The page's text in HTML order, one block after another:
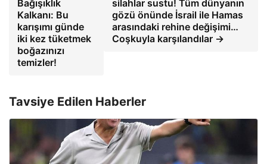
Bağışıklık
Kalkanı: Bu
karışımı günde
iki kez tüketmek
boğazınızı
temizler!
silahlar sustu! Tüm dünyanın
gözü önünde İsrail ile Hamas
arasındaki rehine değişimi…
Coşkuyla karşılandılar →
Tavsiye Edilen Haberler